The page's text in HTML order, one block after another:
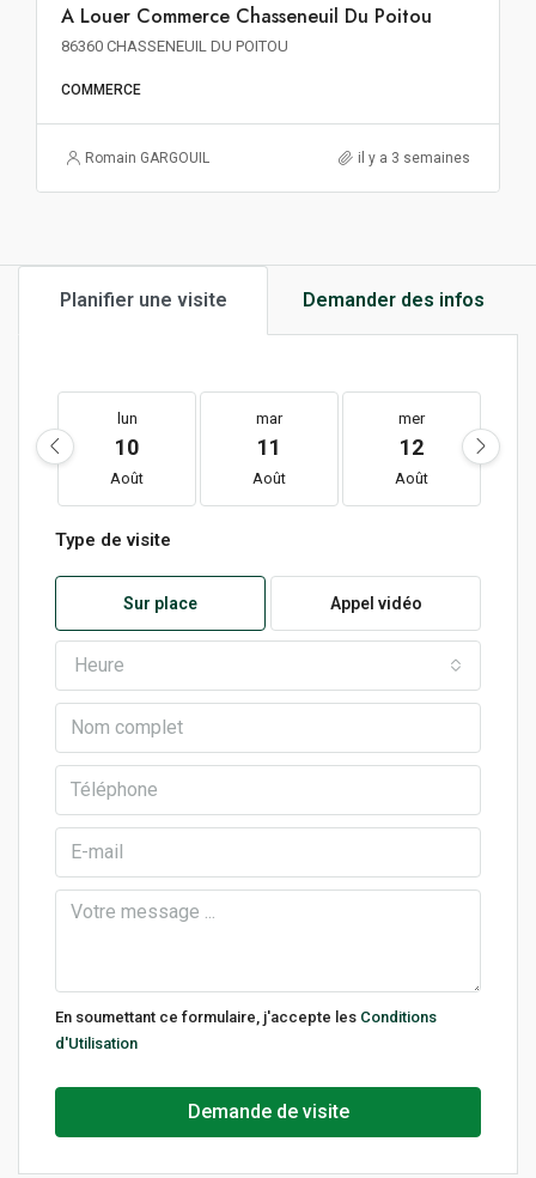
A LOUER
A Louer Commerce Chasseneuil Du Poitou
86360 CHASSENEUIL DU POITOU
COMMERCE
Romain GARGOUIL il y a 3 semaines
Planifier une visite Demander des infos
lun
10
Août
mar
11
Août
mer
12
Août
Type de visite
Sur place Appel vidéo
Heure
En soumettant ce formulaire, j'accepte les Conditions
d'Utilisation
Demande de visite